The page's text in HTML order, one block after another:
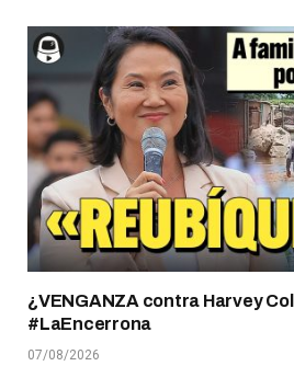
¿VENGANZA contra Harvey
#LaEncerrona
07/08/2026